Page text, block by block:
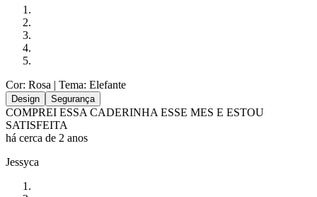
Cor: Rosa | Tema: Elefante
Design Segurança
COMPREI ESSA CADERINHA ESSE MES E ESTOU
SATISFEITA
há cerca de 2 anos
Jessyca